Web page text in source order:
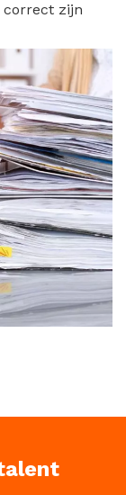
correct zijn